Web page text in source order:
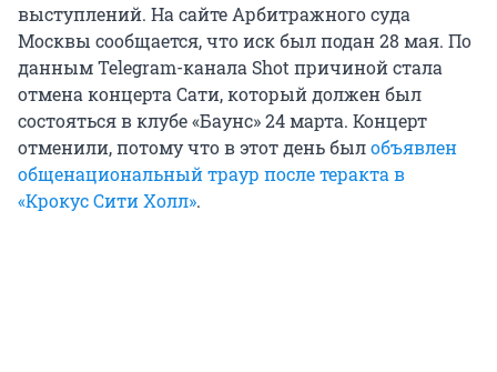
выступлений. На сайте Арбитражного суда
Москвы сообщается, что иск был подан 28 мая. По
данным Telegram-канала Shot причиной стала
отмена концерта Сати, который должен был
состояться в клубе «Баунс» 24 марта. Концерт
отменили, потому что в этот день былобъявлен
общенациональный траур после теракта в
«Крокус Сити Холл».